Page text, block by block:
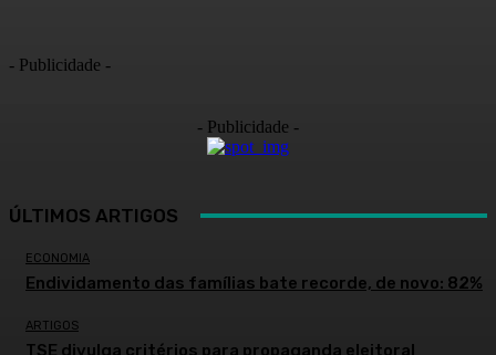
- Publicidade -
- Publicidade -
ÚLTIMOS ARTIGOS
ECONOMIA
Endividamento das famílias bate recorde, de novo: 82%
ARTIGOS
TSE divulga critérios para propaganda eleitoral